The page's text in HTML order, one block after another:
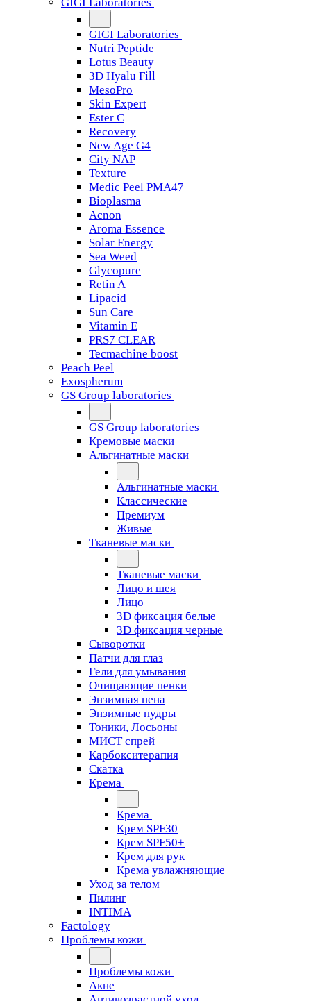
GIGI Laboratories
Nutri Peptide
Lotus Beauty
3D Hyalu Fill
MesoPro
Skin Expert
Ester C
Recovery
New Age G4
City NAP
Texture
Medic Peel PMA47
Bioplasma
Acnon
Aroma Essence
Solar Energy
Sea Weed
Glycopure
Retin A
Lipacid
Sun Care
Vitamin E
PRS7 CLEAR
Tecmachine boost
Peach Peel
Exospherum
GS Group laboratories
GS Group laboratories
Кремовые маски
Альгинатные маски
Альгинатные маски
Классические
Премиум
Живые
Тканевые маски
Тканевые маски
Лицо и шея
Лицо
3D фиксация белые
3D фиксация черные
Сыворотки
Патчи для глаз
Гели для умывания
Очищающие пенки
Энзимная пена
Энзимные пудры
Тоники, Лосьоны
МИСТ спрей
Карбокситерапия
Скатка
Крема
Крема
Крем SPF30
Крем SPF50+
Крем для рук
Крема увлажняющие
Уход за телом
Пилинг
INTIMA
Factology
Проблемы кожи
Проблемы кожи
Акне